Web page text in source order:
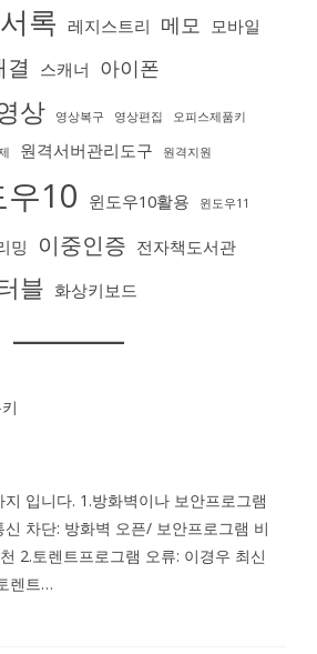
록 레지스트리 메모 모바일
결 스캐너 아이폰
상 영상복구 영상편집 오피스제품키
원격서버관리도구 원격지원
우10 윈도우10활용 윈도우11
밍 이중인증 전자책도서관
블 화상키보드
입니다. 1.방화벽이나 보안프로그램
차단: 방화벽 오픈/ 보안프로그램 비
2.토렌트프로그램 오류: 이경우 최신
렌트…